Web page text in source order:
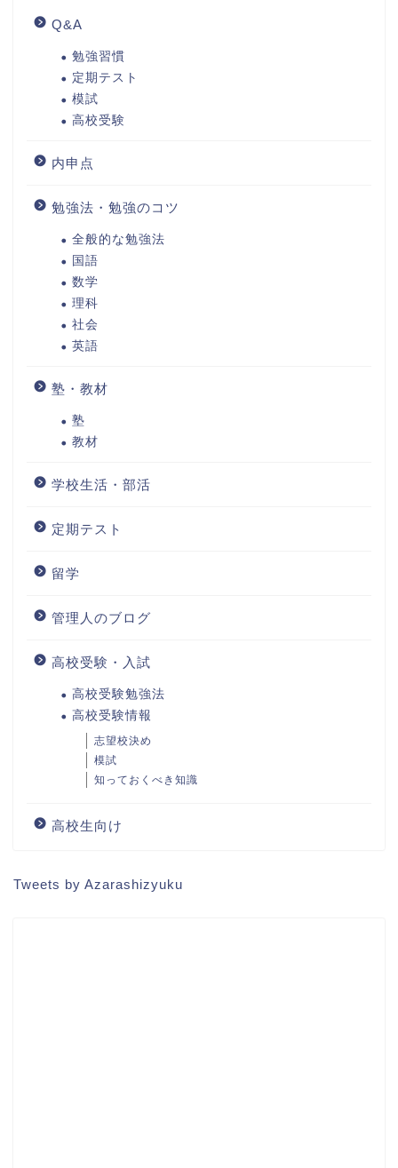
Q&A
勉強習慣
定期テスト
模試
高校受験
内申点
勉強法・勉強のコツ
全般的な勉強法
国語
数学
理科
社会
英語
塾・教材
塾
教材
学校生活・部活
定期テスト
留学
管理人のブログ
高校受験・入試
高校受験勉強法
高校受験情報
志望校決め
模試
知っておくべき知識
高校生向け
Tweets by Azarashizyuku